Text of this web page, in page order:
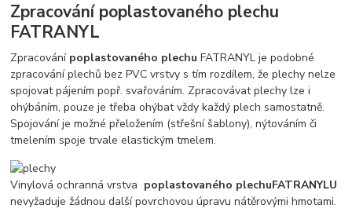
Zpracování poplastovaného plechu
FATRANYL
Zpracování poplastovaného plechu FATRANYL je podobné
zpracování plechů bez PVC vrstvy s tím rozdílem, že plechy nelze
spojovat pájením popř. svařováním. Zpracovávat plechy lze i
ohýbáním, pouze je třeba ohýbat vždy každý plech samostatně.
Spojování je možné přeložením (střešní šablony), nýtováním či
tmelením spoje trvale elastickým tmelem.
Vinylová ochranná vrstva poplastovaného plechuFATRANYLU
nevyžaduje žádnou další povrchovou úpravu nátěrovými hmotami.